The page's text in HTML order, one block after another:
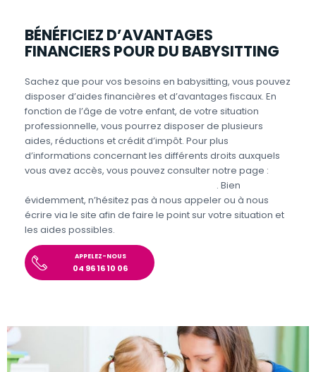
BÉNÉFICIEZ D’AVANTAGES
FINANCIERS POUR DU BABYSITTING
Sachez que pour vos besoins en babysitting, vous pouvez
disposer d’aides financières et d’avantages fiscaux. En
fonction de l’âge de votre enfant, de votre situation
professionnelle, vous pourrez disposer de plusieurs
aides, réductions et crédit d’impôt. Pour plus
d’informations concernant les différents droits auxquels
vous avez accès, vous pouvez consulter notre page :
. Bien
évidemment, n’hésitez pas à nous appeler ou à nous
écrire via le site afin de faire le point sur votre situation et
les aides possibles.
APPELEZ-NOUS
04 96 16 10 06